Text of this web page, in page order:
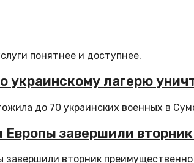
понятнее и доступнее.
украинскому лагерю
до 70 украинских военных в
завершили
вторник